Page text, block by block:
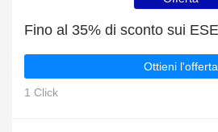
Ottieni l'offerta
1 Click